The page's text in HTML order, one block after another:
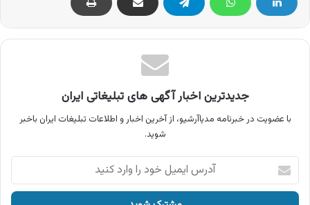
جدیدترین اخبار آگهی های تبلیغاتی ایران
با عضویت در خبرنامه مدیاآرشیو، از آخرین اخبار و اطلاعات تبلیغات ایران باخبر
شوید.
آدرس
ایمیل
خود